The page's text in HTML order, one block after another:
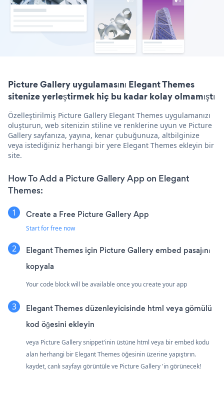
Picture Gallery uygulamasını Elegant Themes
sitenize yerleştirmek hiç bu kadar kolay olmamıştı
Özelleştirilmiş Picture Gallery Elegant Themes uygulamanızı
oluşturun, web sitenizin stiline ve renklerine uyun ve Picture
Gallery sayfanıza, yayına, kenar çubuğunuza, altbilginize
veya istediğiniz herhangi bir yere Elegant Themes ekleyin bir
site.
How To Add a Picture Gallery App on Elegant
Themes:
Create a Free Picture Gallery App
Start for free now
Elegant Themes için Picture Gallery embed pasajını
kopyala
Your code block will be available once you create your app
Elegant Themes düzenleyicisinde html veya gömülü
kod öğesini ekleyin
veya Picture Gallery snippet'inin üstüne html veya bir embed kodu
alan herhangi bir Elegant Themes öğesinin üzerine yapıştırın.
kaydet, canlı sayfayı görüntüle ve Picture Gallery 'in görünecek!